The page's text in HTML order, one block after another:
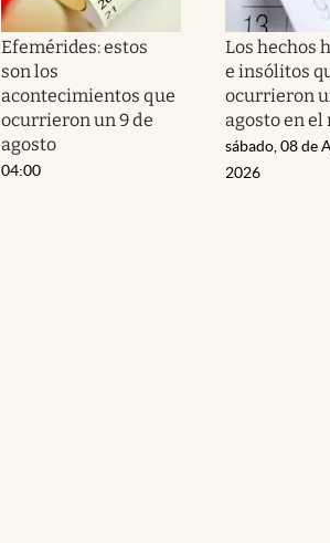
Efemérides: estos
son los
acontecimientos que
ocurrieron un 9 de
agosto
04:00
Los hechos
e insólitos
ocurrieron
agosto en el
sábado, 08 de
2026